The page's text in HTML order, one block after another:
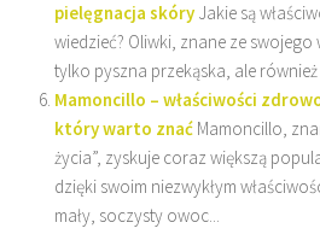
pielęgnacja skóry Jakie są
wiedzieć? Oliwki, znane ze
tylko pyszna przekąska, ale
Mamoncillo – właściwości
który warto znać Mamoncillo,
życia”, zyskuje coraz większą
dzięki swoim niezwykłym
mały, soczysty owoc...